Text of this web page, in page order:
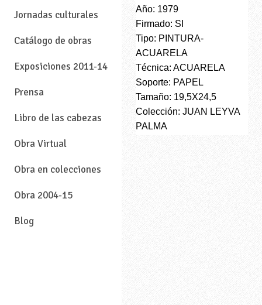
Jornadas culturales
Catálogo de obras
Exposiciones 2011-14
Prensa
Libro de las cabezas
Obra Virtual
Obra en colecciones
Obra 2004-15
Blog
Año: 1979
Firmado: SI
Tipo: PINTURA-
ACUARELA
Técnica: ACUARELA
Soporte: PAPEL
Tamaño: 19,5X24,5
Colección: JUAN LEYVA
PALMA